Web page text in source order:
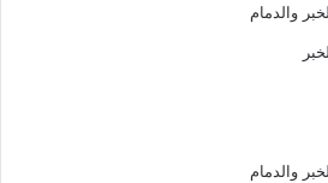
والدمام
والدمام